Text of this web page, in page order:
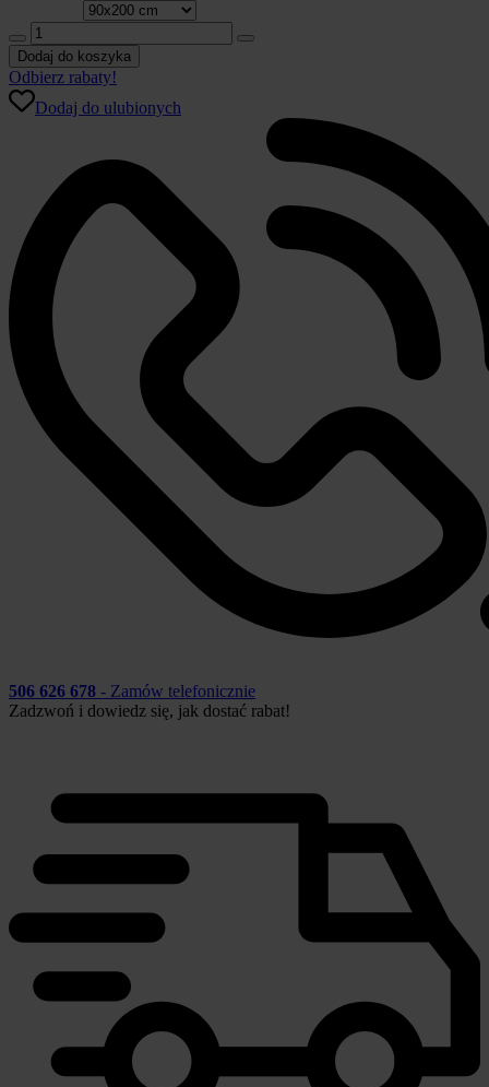
ilość
Materac
Sealy
Hybrid
Stellar
Dodaj do koszyka
Odbierz rabaty!
Dodaj do ulubionych
506 626 678 - Zamów telefonicznie
Zadzwoń i dowiedz się, jak dostać rabat!